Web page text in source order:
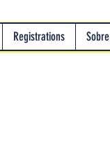
Registrations Sobre